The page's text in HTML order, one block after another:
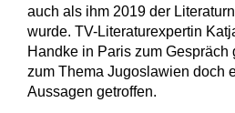
auch als ihm 2019 der
wurde. TV-Literaturexpertin
Handke in Paris zum Gespräch
zum Thema Jugoslawien doch
Aussagen getroffen.